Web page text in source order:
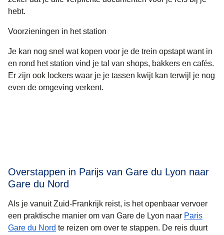
hebt.
Voorzieningen in het station
Je kan nog snel wat kopen voor je de trein opstapt want in
en rond het station vind je tal van shops, bakkers en cafés.
Er zijn ook lockers waar je je tassen kwijt kan terwijl je nog
even de omgeving verkent.
Overstappen in Parijs van Gare du Lyon naar
Gare du Nord
Als je vanuit Zuid-Frankrijk reist, is het openbaar vervoer
een praktische manier om van Gare de Lyon naar Paris
Gare du Nord te reizen om over te stappen. De reis duurt